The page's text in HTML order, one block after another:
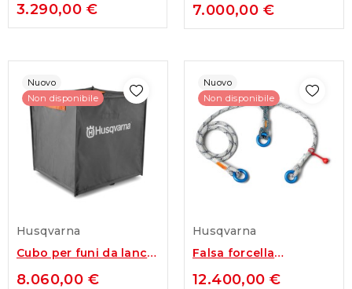
3.290,00 € 7.000,00 €
Nuovo
Non disponibile
Husqvarna
Cubo per funi da lancio
8.060,00 €
Nuovo
Non disponibile
Husqvarna
Falsa forcella
12.400,00 €